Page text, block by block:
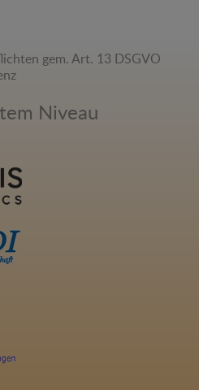
gem. Art. 13 DSGVO
Niveau